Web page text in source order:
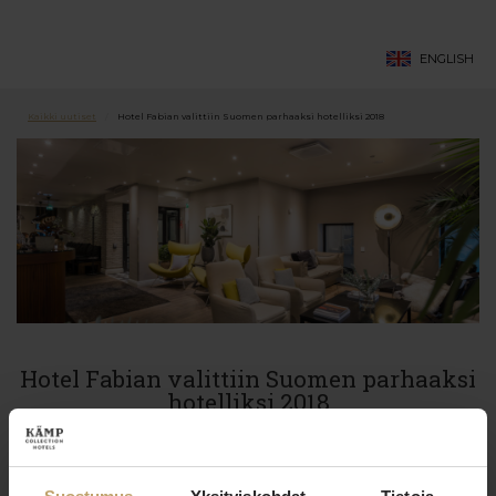
ENGLISH
Kaikki uutiset Hotel Fabian valittiin Suomen parhaaksi hotelliksi 2018
Hotel Fabian valittiin Suomen parhaaksi
hotelliksi 2018